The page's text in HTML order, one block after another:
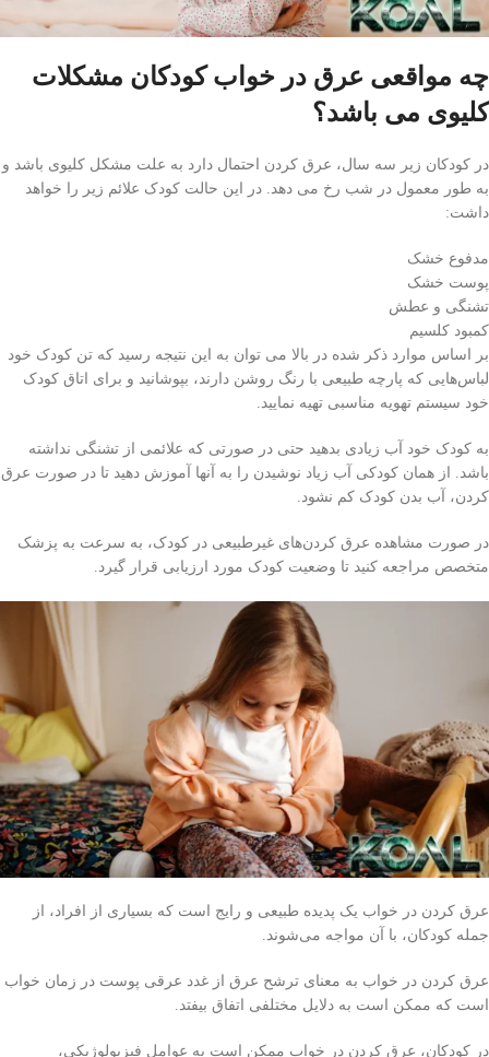
چه مواقعی عرق در خواب کودکان مشکلات
کلیوی می باشد؟
در کودکان زیر سه سال، عرق کردن احتمال دارد به علت مشکل کلیوی باشد و
به طور معمول در شب رخ می دهد. در این حالت کودک علائم زیر را خواهد
داشت:
مدفوع خشک
پوست خشک
تشنگی و عطش
کمبود کلسیم
بر اساس موارد ذکر شده در بالا می توان به این نتیجه رسید که تن کودک خود
لباس‌هایی که پارچه طبیعی با رنگ روشن دارند، بپوشانید و برای اتاق کودک
خود سیستم تهویه مناسبی تهیه نمایید.
به کودک خود آب زیادی بدهید حتی در صورتی که علائمی از تشنگی نداشته
باشد. از همان کودکی آب زیاد نوشیدن را به آنها آموزش دهید تا در صورت عرق
کردن، آب بدن کودک کم نشود.
در صورت مشاهده عرق کردن‌های غیرطبیعی در کودک، به سرعت به پزشک
متخصص مراجعه کنید تا وضعیت کودک مورد ارزیابی قرار گیرد.
عرق کردن در خواب یک پدیده طبیعی و رایج است که بسیاری از افراد، از
جمله کودکان، با آن مواجه می‌شوند.
عرق کردن در خواب به معنای ترشح عرق از غدد عرقی پوست در زمان خواب
است که ممکن است به دلایل مختلفی اتفاق بیفتد.
در کودکان، عرق کردن در خواب ممکن است به عوامل فیزیولوژیکی،